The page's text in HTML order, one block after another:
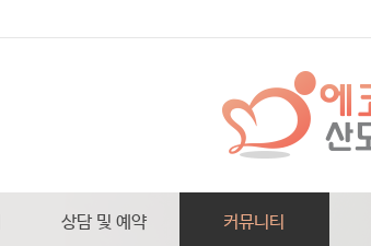
상담 및 예약 커뮤니티